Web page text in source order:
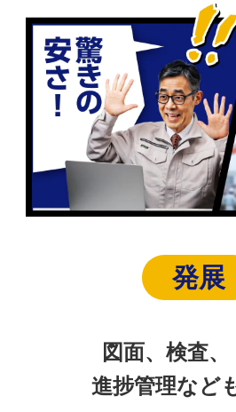
発展
図面、検査、
進捗管理など